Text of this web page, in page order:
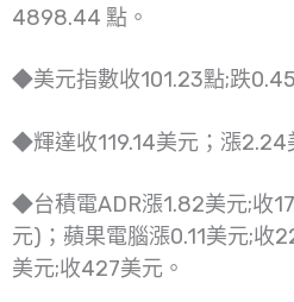
4898.44 點。
◆美元指數收101.23點;跌
◆輝達收119.14美元；漲2.24
◆台積電ADR漲1.82美元;收
元)；蘋果電腦漲0.11美元;收
美元;收427美元。